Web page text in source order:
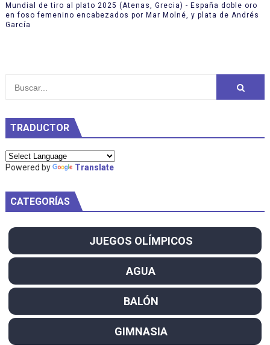
Mundial de tiro al plato 2025 (Atenas, Grecia) - España doble oro
en foso femenino encabezados por Mar Molné, y plata de Andrés
García
TRADUCTOR
Powered by Translate
CATEGORÍAS
JUEGOS OLÍMPICOS
AGUA
BALÓN
GIMNASIA